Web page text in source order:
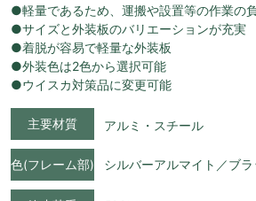
●軽量であるため、運搬や設置等の作業の
●サイズと外装板のバリエーションが充実
●着脱が容易で軽量な外装板
●外装色は2色から選択可能
●ウイスカ対策品に変更可能
主要材質 アルミ・スチール
色(フレーム部) シルバーアルマイト／ブ